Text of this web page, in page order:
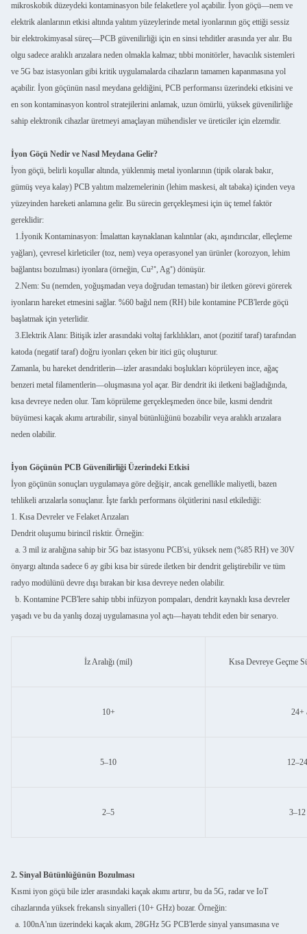
mikroskobik düzeydeki kontaminasyon bile felaketlere yol açabilir. İyon göçü—nem ve
elektrik alanlarının etkisi altında yalıtım yüzeylerinde metal iyonlarının göç ettiği sessiz
bir elektrokimyasal süreç—PCB güvenilirliği için en sinsi tehditler arasında yer alır. Bu
olgu sadece aralıklı arızalara neden olmakla kalmaz; tıbbi monitörler, havacılık sistemleri
ve 5G baz istasyonları gibi kritik uygulamalarda cihazların tamamen kapanmasına yol
açabilir. İyon göçünün nasıl meydana geldiğini, PCB performansı üzerindeki etkisini ve
en son kontaminasyon kontrol stratejilerini anlamak, uzun ömürlü, yüksek güvenilirliğe
sahip elektronik cihazlar üretmeyi amaçlayan mühendisler ve üreticiler için elzemdir.
İyon Göçü Nedir ve Nasıl Meydana Gelir?
İyon göçü, belirli koşullar altında, yüklenmiş metal iyonlarının (tipik olarak bakır,
gümüş veya kalay) PCB yalıtım malzemelerinin (lehim maskesi, alt tabaka) içinden veya
yüzeyinden hareketi anlamına gelir. Bu sürecin gerçekleşmesi için üç temel faktör
gereklidir:
1.İyonik Kontaminasyon: İmalattan kaynaklanan kalıntılar (akı, aşındırıcılar, elleçleme
yağları), çevresel kirleticiler (toz, nem) veya operasyonel yan ürünler (korozyon, lehim
bağlantısı bozulması) iyonlara (örneğin, Cu²⁺, Ag⁺) dönüşür.
2.Nem: Su (nemden, yoğuşmadan veya doğrudan temastan) bir iletken görevi görerek
iyonların hareket etmesini sağlar. %60 bağıl nem (RH) bile kontamine PCB'lerde göçü
başlatmak için yeterlidir.
3.Elektrik Alanı: Bitişik izler arasındaki voltaj farklılıkları, anot (pozitif taraf) tarafından
katoda (negatif taraf) doğru iyonları çeken bir itici güç oluşturur.
Zamanla, bu hareket dendritlerin—izler arasındaki boşlukları köprüleyen ince, ağaç
benzeri metal filamentlerin—oluşmasına yol açar. Bir dendrit iki iletkeni bağladığında,
kısa devreye neden olur. Tam köprüleme gerçekleşmeden önce bile, kısmi dendrit
büyümesi kaçak akımı artırabilir, sinyal bütünlüğünü bozabilir veya aralıklı arızalara
neden olabilir.
İyon Göçünün PCB Güvenilirliği Üzerindeki Etkisi
İyon göçünün sonuçları uygulamaya göre değişir, ancak genellikle maliyetli, bazen
tehlikeli arızalarla sonuçlanır. İşte farklı performans ölçütlerini nasıl etkilediği:
1. Kısa Devreler ve Felaket Arızaları
Dendrit oluşumu birincil risktir. Örneğin:
a. 3 mil iz aralığına sahip bir 5G baz istasyonu PCB'si, yüksek nem (%85 RH) ve 30V
önyargı altında sadece 6 ay gibi kısa bir sürede iletken bir dendrit geliştirebilir ve tüm
radyo modülünü devre dışı bırakan bir kısa devreye neden olabilir.
b. Kontamine PCB'lere sahip tıbbi infüzyon pompaları, dendrit kaynaklı kısa devreler
yaşadı ve bu da yanlış dozaj uygulamasına yol açtı—hayatı tehdit eden bir senaryo.
İz Aralığı (mil) Kısa Devreye Geçme
10+ 24+
5–10
2–5 3–12
2. Sinyal Bütünlüğünün Bozulması
Kısmi iyon göçü bile izler arasındaki kaçak akımı artırır, bu da 5G, radar ve IoT
cihazlarında yüksek frekanslı sinyalleri (10+ GHz) bozar. Örneğin:
a. 100nA'nın üzerindeki kaçak akım, 28GHz 5G PCB'lerde sinyal yansımasına ve